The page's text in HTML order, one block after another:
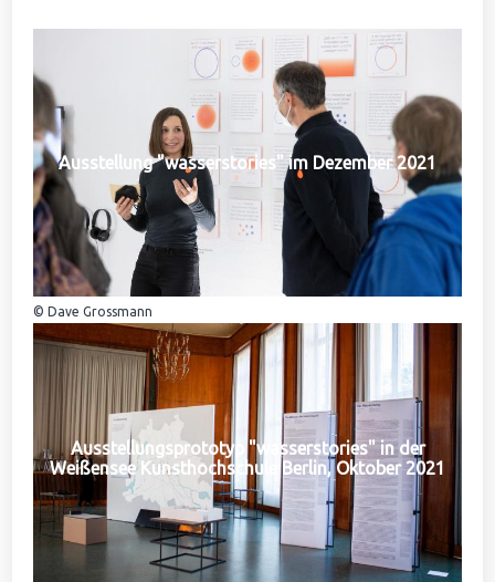
Ausstellung "wasserstories" im Dezember 2021
© Dave Grossmann
Ausstellungsprototyp "wasserstories" in der
Weißensee Kunsthochschule Berlin, Oktober 2021